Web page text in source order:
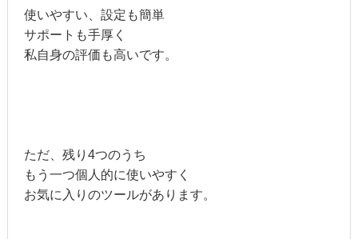
使いやすい、設定も簡単
サポートも手厚く
私自身の評価も高いです。
ただ、残り4つのうち
もう一つ個人的に使いやすく
お気に入りのツールがあります。